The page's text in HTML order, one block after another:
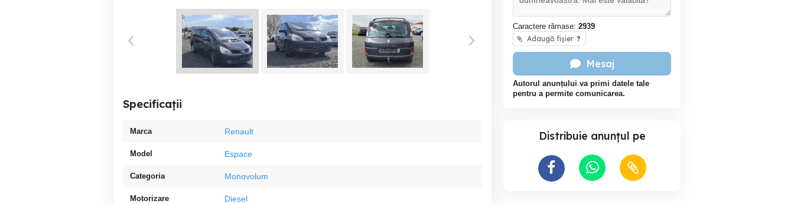
Specificații
Marca Renault
Model Espace
Categoria Monovolum
Motorizare Diesel
Caractere rămase: 2939
Adaugă fișier ?
Mesaj
Autorul anunțului va primi datele tale
pentru a permite comunicarea.
Distribuie anunțul pe